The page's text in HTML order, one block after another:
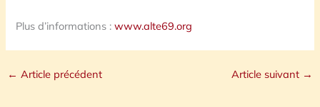
Plus d’informations :www.alte69.org
← Article précédent Article suivant →